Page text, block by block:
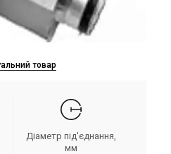
товар
Діаметр під'єднання,
мм